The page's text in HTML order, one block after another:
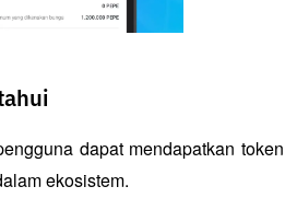
dapat mendapatkan token
ekosistem.